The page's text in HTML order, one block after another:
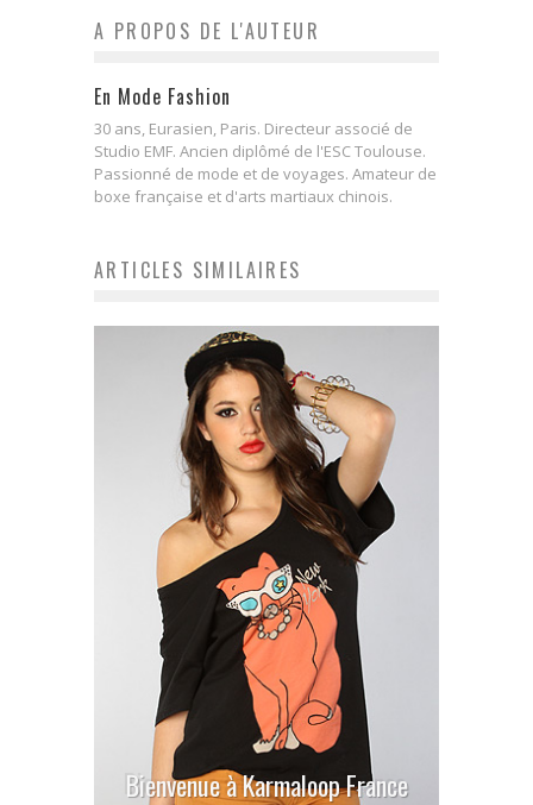
A PROPOS DE L'AUTEUR
En Mode Fashion
30 ans, Eurasien, Paris. Directeur associé de
Studio EMF. Ancien diplômé de l'ESC Toulouse.
Passionné de mode et de voyages. Amateur de
boxe française et d'arts martiaux chinois.
ARTICLES SIMILAIRES
Bienvenue à Karmaloop France